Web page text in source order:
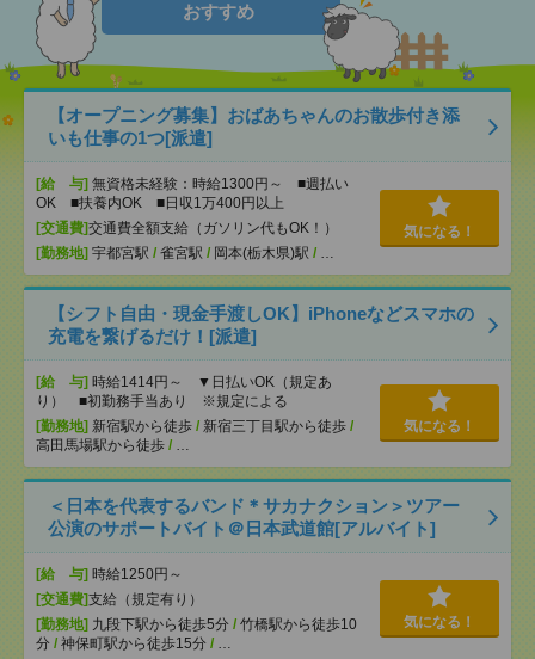
おすすめ
【オープニング募集】おばあちゃんのお散歩付き添
いも仕事の1つ[派遣]
[給 与] 無資格未経験：時給1300円～ ■週払い
OK ■扶養内OK ■日収1万400円以上
[交通費]交通費全額支給（ガソリン代もOK！）
[勤務地] 宇都宮駅 / 雀宮駅 / 岡本(栃木県)駅 / …
気になる！
【シフト自由・現金手渡しOK】iPhoneなどスマホの
充電を繋げるだけ！[派遣]
[給 与] 時給1414円～ ▼日払いOK（規定あ
り） ■初勤務手当あり ※規定による
[勤務地] 新宿駅から徒歩 / 新宿三丁目駅から徒歩 /
高田馬場駅から徒歩 / …
気になる！
＜日本を代表するバンド＊サカナクション＞ツアー
公演のサポートバイト＠日本武道館[アルバイト]
[給 与] 時給1250円～
[交通費]支給（規定有り）
[勤務地] 九段下駅から徒歩5分 / 竹橋駅から徒歩10
分 / 神保町駅から徒歩15分 / …
気になる！